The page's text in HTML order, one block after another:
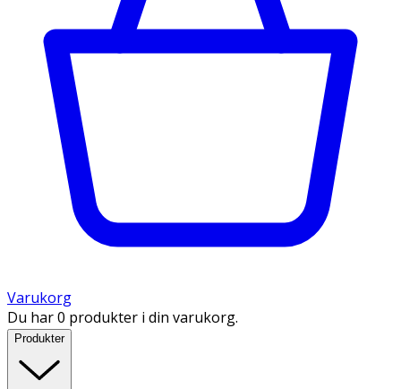
Varukorg
Du har 0 produkter i din varukorg.
Produkter